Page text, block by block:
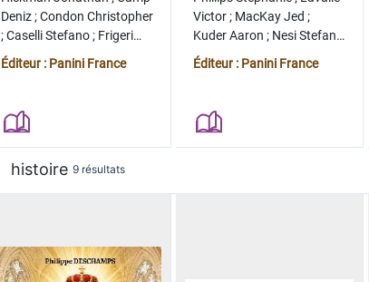
Deniz;Condon Christopher
;Caselli Stefano; Frigeri
Juan
Éditeur : Panini France
Victor; MacKay Jed ;
Kuder Aaron ; Nesi Stefano
;Lopez Alvaro
Éditeur : Panini France
histoire 9 résultats